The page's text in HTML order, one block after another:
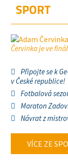
SPORT
Červinka je ve
Připojte se k
v České republice!
Fotbalová
Maraton
Návrat z
VÍCE ZE